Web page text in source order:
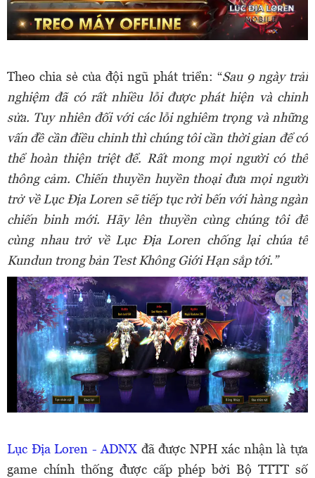
Theo chia sẻ của đội ngũ phát triển: “Sau 9 ngày trải
nghiệm đã có rất nhiều lỗi được phát hiện và chỉnh
sửa. Tuy nhiên đối với các lỗi nghiêm trọng và những
vấn đề cần điều chỉnh thì chúng tôi cần thời gian để có
thể hoàn thiện triệt để. Rất mong mọi người có thể
thông cảm. Chiến thuyền huyền thoại đưa mọi người
trở về Lục Địa Loren sẽ tiếp tục rời bến với hàng ngàn
chiến binh mới. Hãy lên thuyền cùng chúng tôi để
cùng nhau trở về Lục Địa Loren chống lại chúa tể
Kundun trong bản Test Không Giới Hạn sắp tới.”
Lục Địa Loren - ADNX đã được NPH xác nhận là tựa
game chính thống được cấp phép bởi Bộ TTTT số